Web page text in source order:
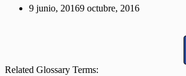
9 junio, 20169 octubre, 2016
Related Glossary Terms: